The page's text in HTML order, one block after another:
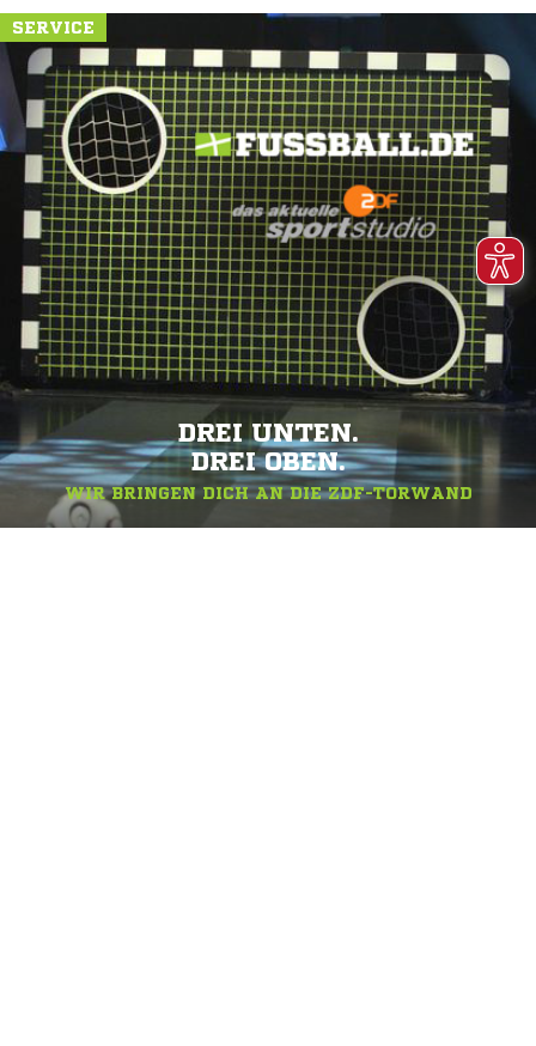
SERVICE
DREI UNTEN.
DREI OBEN.
WIR BRINGEN DICH AN DIE ZDF-TORWAND